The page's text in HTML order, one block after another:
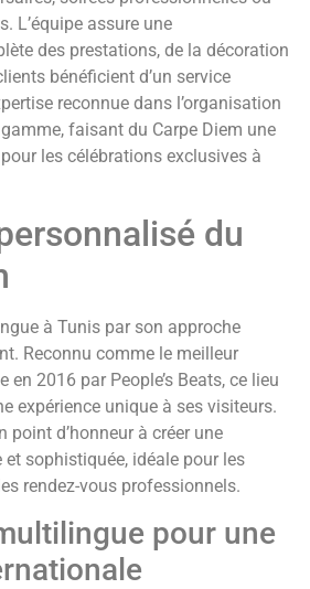
L’équipe assure une
des prestations, de la décoration
bénéficient d’un service
reconnue dans l’organisation
faisant du Carpe Diem une
les célébrations exclusives à
du
à Tunis par son approche
Reconnu comme le meilleur
2016 par People’s Beats, ce lieu
expérience unique à ses visiteurs.
point d’honneur à créer une
sophistiquée, idéale pour les
rendez-vous professionnels.
pour une